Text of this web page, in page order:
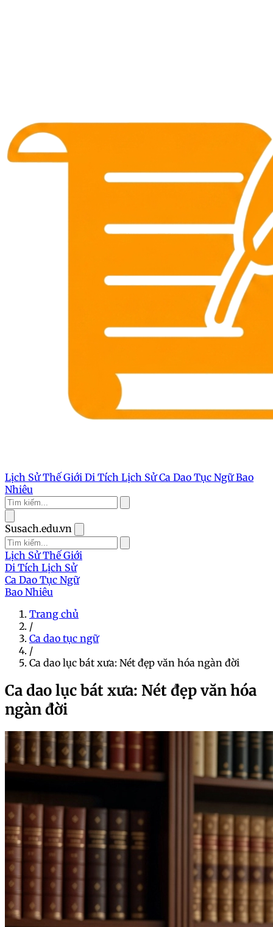
Lịch Sử Thế Giới Di Tích Lịch SửCa Dao Tục NgữBao
Nhiêu
Susach.edu.vn
Lịch Sử Thế Giới
Di Tích Lịch Sử
Ca Dao Tục Ngữ
Bao Nhiêu
Trang chủ
/
Ca dao tục ngữ
/
Ca dao lục bát xưa: Nét đẹp văn hóa ngàn đời
Ca dao lục bát xưa: Nét đẹp văn hóa
ngàn đời